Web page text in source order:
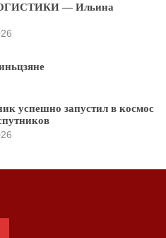
— Ильина
успешно запустил в космос